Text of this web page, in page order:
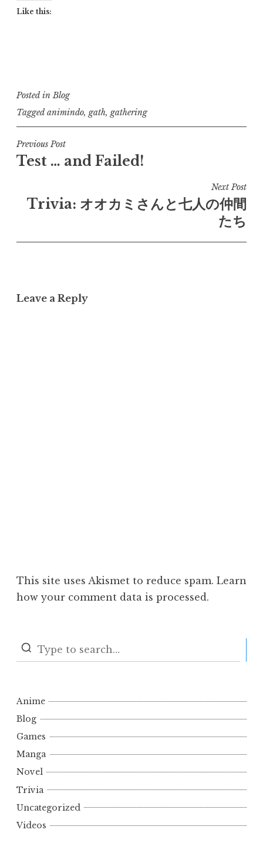
Like this:
Posted inBlog
Taggedanimindo, gath, gathering
Post
navigation
Previous Post
Test … and Failed!
Next Post
Trivia: オオカミさんと七人の仲間
たち
Leave a Reply
This site uses Akismet to reduce spam. Learn
how your comment data is processed.
Anime
Blog
Games
Manga
Novel
Trivia
Uncategorized
Videos